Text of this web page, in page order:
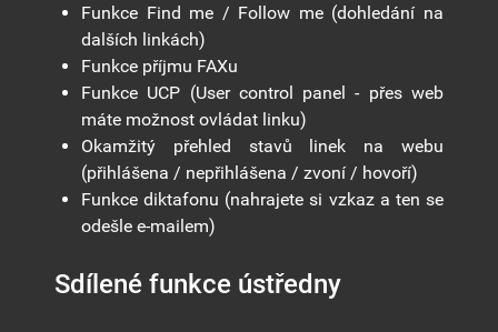
Funkce Find me / Follow me (dohledání na
dalších linkách)
Funkce příjmu FAXu
Funkce UCP (User control panel - přes web
máte možnost ovládat linku)
Okamžitý přehled stavů linek na webu
(přihlášena / nepřihlášena / zvoní / hovoří)
Funkce diktafonu (nahrajete si vzkaz a ten se
odešle e-mailem)
Sdílené funkce ústředny